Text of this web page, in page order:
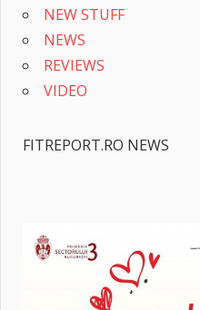
NEW STUFF
NEWS
REVIEWS
VIDEO
FITREPORT.RO NEWS